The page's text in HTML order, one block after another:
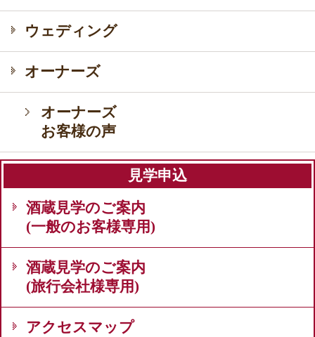
ウェディング
オーナーズ
オーナーズ
お客様の声
見学申込
酒蔵見学のご案内
(一般のお客様専用)
酒蔵見学のご案内
(旅行会社様専用)
アクセスマップ